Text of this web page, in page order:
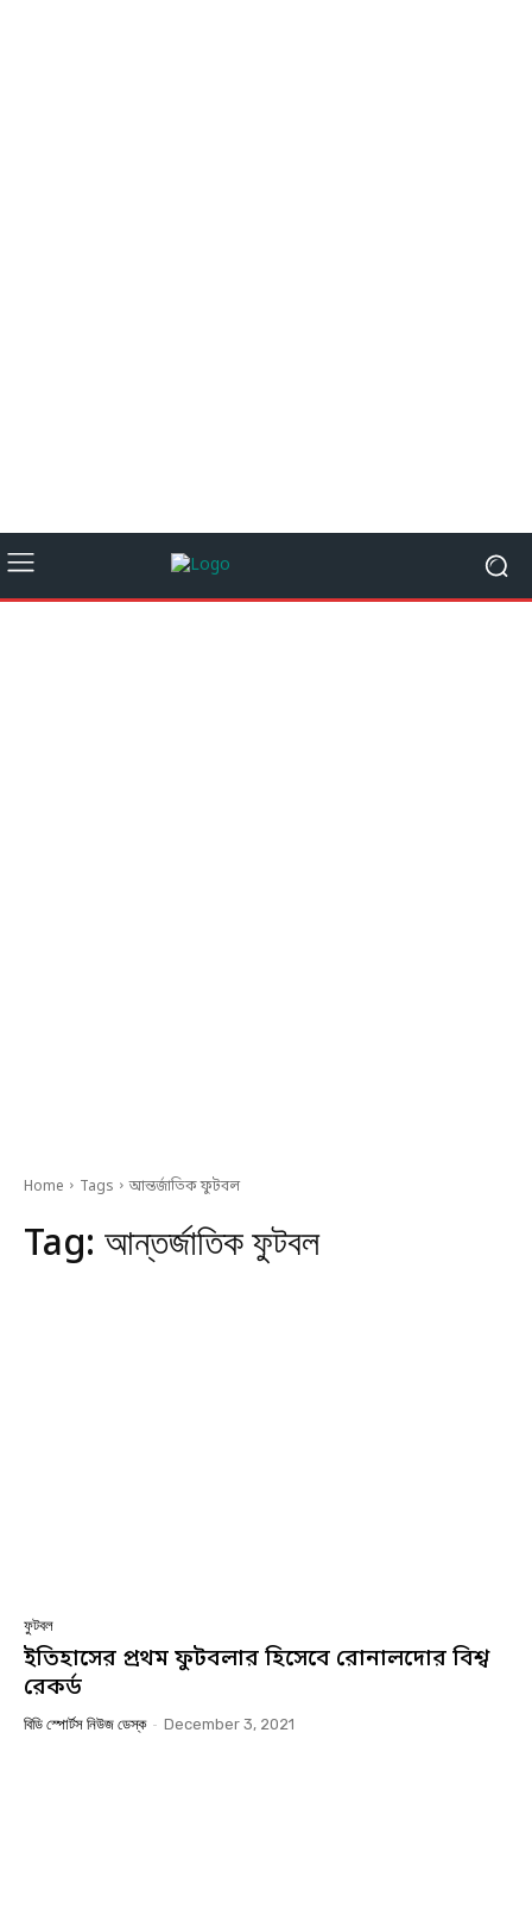
Home Tags আন্তর্জাতিক ফুটবল
Tag: আন্তর্জাতিক ফুটবল
ফুটবল
ইতিহাসের প্রথম ফুটবলার হিসেবে রোনালদোর বিশ্ব
রেকর্ড
বিডি স্পোর্টস নিউজ ডেস্ক - December 3, 2021